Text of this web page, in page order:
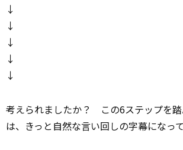
↓
↓
↓
↓
↓
考えられましたか？ この6ステップを
は、きっと自然な言い回しの字幕になっ